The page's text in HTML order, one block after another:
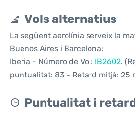
Vols alternatius
La següent aerolínia serveix la
Buenos Aires i Barcelona:
Iberia - Número de Vol: IB2602.
puntualitat: 83 - Retard mitjà: 25
Puntualitat i